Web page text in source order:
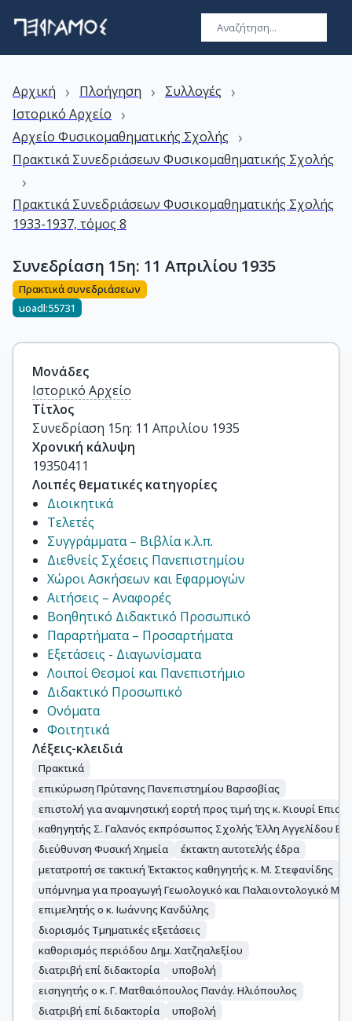
Αρχική › Πλοήγηση › Συλλογές ›
Ιστορικό Αρχείο ›
Αρχείο Φυσικομαθηματικής Σχολής ›
Πρακτικά Συνεδριάσεων Φυσικομαθηματικής Σχολής
›
Πρακτικά Συνεδριάσεων Φυσικομαθηματικής Σχολής
1933-1937, τόμος 8
Συνεδρίαση 15η: 11 Απριλίου 1935
Πρακτικά συνεδριάσεων
uoadl:55731
Μονάδες
Ιστορικό Αρχείο
Τίτλος
Συνεδρίαση 15η: 11 Απριλίου 1935
Χρονική κάλυψη
19350411
Λοιπές θεματικές κατηγορίες
Διοικητικά
Τελετές
Συγγράμματα – Βιβλία κ.λ.π.
Διεθνείς Σχέσεις Πανεπιστημίου
Χώροι Ασκήσεων και Εφαρμογών
Αιτήσεις – Αναφορές
Βοηθητικό Διδακτικό Προσωπικό
Παραρτήματα – Προσαρτήματα
Εξετάσεις - Διαγωνίσματα
Λοιποί Θεσμοί και Πανεπιστήμιο
Διδακτικό Προσωπικό
Ονόματα
Φοιτητικά
Λέξεις-κλειδιά
Πρακτικά
επικύρωση Πρύτανης Πανεπιστημίου Βαρσοβίας
επιστολή για αναμνηστική εορτή προς τιμή της κ. Κιουρί
καθηγητής Σ. Γαλανός εκπρόσωπος Σχολής Έλλη Αγγελίδου
διεύθυνση Φυσική Χημεία
έκτακτη αυτοτελής έδρα
μετατροπή σε τακτική Έκτακτος καθηγητής κ. Μ. Στεφανίδης
υπόμνημα για προαγωγή Γεωολογικό και Παλαιοντολογικό
επιμελητής ο κ. Ιωάννης Κανδύλης
διορισμός Τμηματικές εξετάσεις
καθορισμός περιόδου Δημ. Χατζηαλεξίου
διατριβή επί διδακτορία
υποβολή
εισηγητής ο κ. Γ. Ματθαιόπουλος Πανάγ. Ηλιόπουλος
διατριβή επί διδακτορία
υποβολή